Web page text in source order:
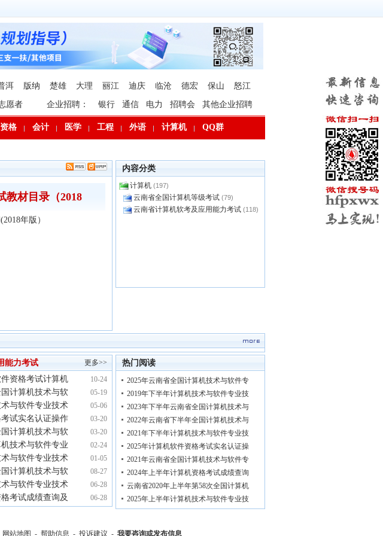
洱 版纳 楚雄 大理 丽江 迪庆 临沧 德宏 保山 怒江
愿者 企业招聘： 银行 通信 电力 招聘会 其他企业招聘
格 会计 医学 工程 外语 计算机 QQ群
教材目录（2018
年版）
内容分类
计算机 (197)
云南省全国计算机等级考试 (79)
云南省计算机软考及应用能力考试 (118)
更多>>
能力考试
10-24
资格考试计算机
05-19
计算机技术与软
05-06
与软件专业技术
03-20
试实名认证操作
03-20
计算机技术与软
02-24
技术与软件专业
01-05
与软件专业技术
08-27
计算机技术与软
06-28
与软件专业技术
06-28
考试成绩查询及
热门阅读
2025年云南省全国计算机技术与软件专
2019年下半年计算机技术与软件专业技
2023年下半年云南省全国计算机技术与
2022年云南省下半年全国计算机技术与
2021年下半年计算机技术与软件专业技
2025年计算机软件资格考试实名认证操
2021年云南省全国计算机技术与软件专
2024年上半年计算机资格考试成绩查询
云南省2020年上半年第58次全国计算机
2025年上半年计算机技术与软件专业技
网站地图 - 帮助信息 - 投诉建议 - 我要咨询或发布信息